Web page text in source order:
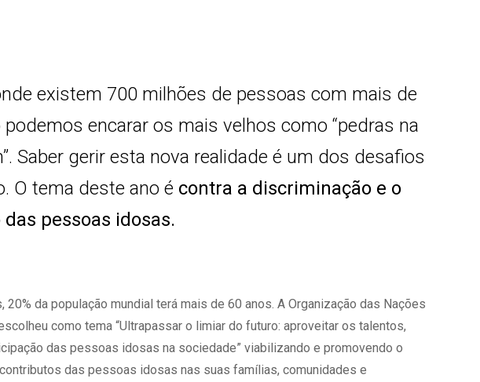
existem 700 milhões de pessoas com mais de
podemos encarar os mais velhos como “pedras na
Saber gerir esta nova realidade é um dos desafios
O tema deste ano é contra a discriminação e o
pessoas idosas.
20% da população mundial terá mais de 60 anos. A Organização das Nações
como tema “Ultrapassar o limiar do futuro: aproveitar os talentos,
das pessoas idosas na sociedade” viabilizando e promovendo o
das pessoas idosas nas suas famílias, comunidades e